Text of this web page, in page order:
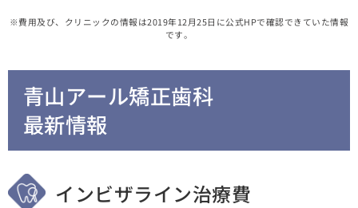
※費用及び、クリニックの情報は2019年12月25日に公式HPで確認できていた情報
です。
青山アール矯正歯科
最新情報
インビザライン治療費